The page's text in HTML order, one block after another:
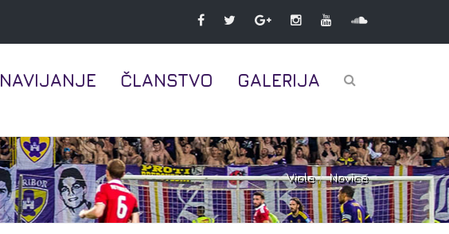
NAVIJANJE ČLANSTVO GALERIJA
Viole Novice